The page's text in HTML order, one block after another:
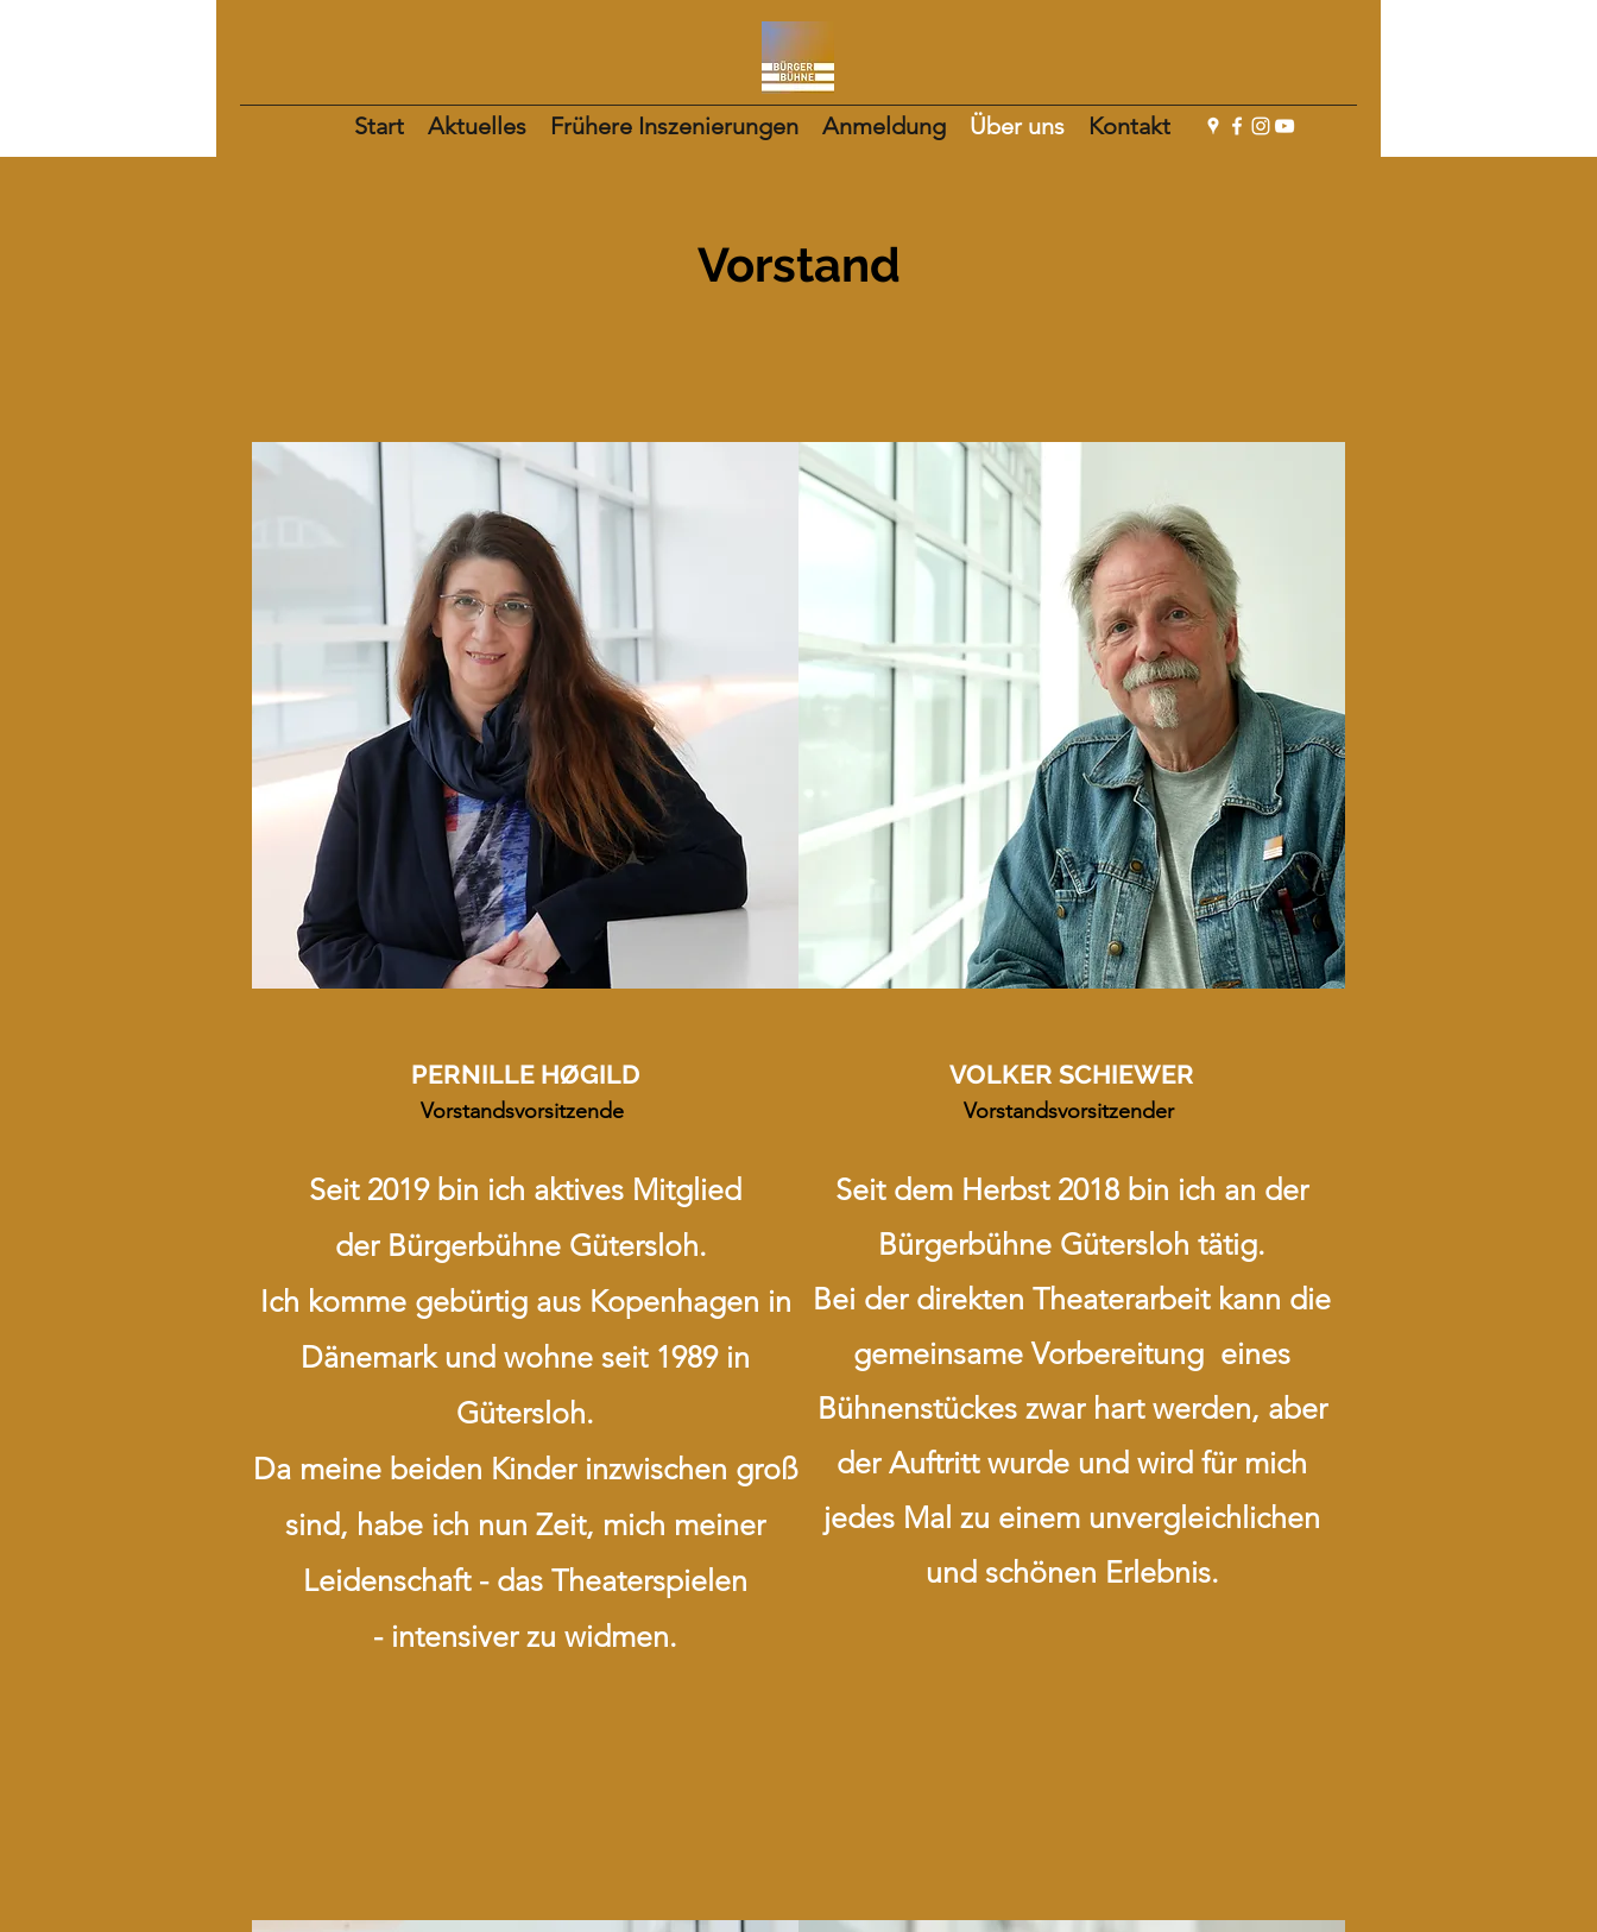
Start Aktuelles Frühere Inszenierungen Anmeldung Über uns Kontakt
Vorstand
PERNILLE HØGILD
Vorstandsvorsitzende
Seit 2019 bin ich aktives Mitglied
der Bürgerbühne Gütersloh.
Ich komme gebürtig aus Kopenhagen in
Dänemark und wohne seit 1989 in
Gütersloh.
Da meine beiden Kinder inzwischen groß
sind, habe ich nun Zeit, mich meiner
Leidenschaft - das Theaterspielen
- intensiver zu widmen.
VOLKER SCHIEWER
Vorstandsvorsitzender
Seit dem Herbst 2018 bin ich an der
Bürgerbühne Gütersloh tätig.
Bei der direkten Theaterarbeit kann die
gemeinsame Vorbereitung eines
Bühnenstückes zwar hart werden, aber
der Auftritt wurde und wird für mich
jedes Mal zu einem unvergleichlichen
und schönen Erlebnis.